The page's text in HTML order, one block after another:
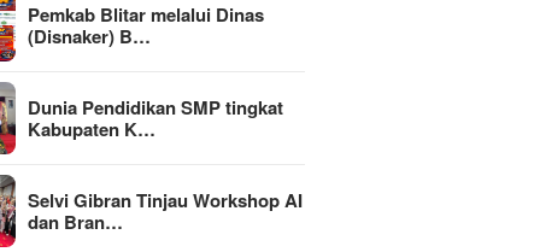
Pemkab Blitar melalui Dinas
(Disnaker) B…
Dunia Pendidikan SMP tingkat
Kabupaten K…
Selvi Gibran Tinjau Workshop AI
dan Bran…